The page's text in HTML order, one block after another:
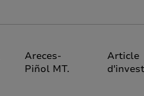
Areces-
Piñol MT.
Article